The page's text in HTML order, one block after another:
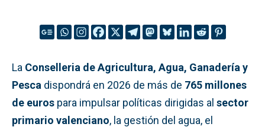
La Conselleria de Agricultura, Agua, Ganadería y
Pesca dispondrá en 2026 de más de 765 millones
de euros para impulsar políticas dirigidas al sector
primario valenciano, la gestión del agua, el